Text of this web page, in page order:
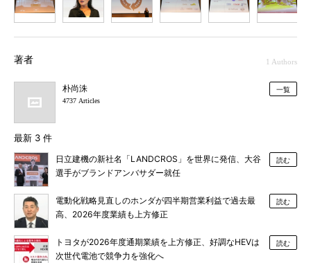
著者 1 Authors
朴尚洙
4737 Articles
一覧
最新 3 件
日立建機の新社名「LANDCROS」を世界に発信、大谷
選手がブランドアンバサダー就任
読む
電動化戦略見直しのホンダが四半期営業利益で過去最
高、2026年度業績も上方修正
読む
トヨタが2026年度通期業績を上方修正、好調なHEVは
次世代電池で競争力を強化へ
読む